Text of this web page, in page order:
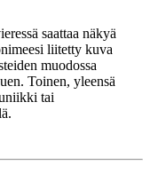
saattaa näkyä
liitetty kuva
muodossa
Toinen, yleensä
tai